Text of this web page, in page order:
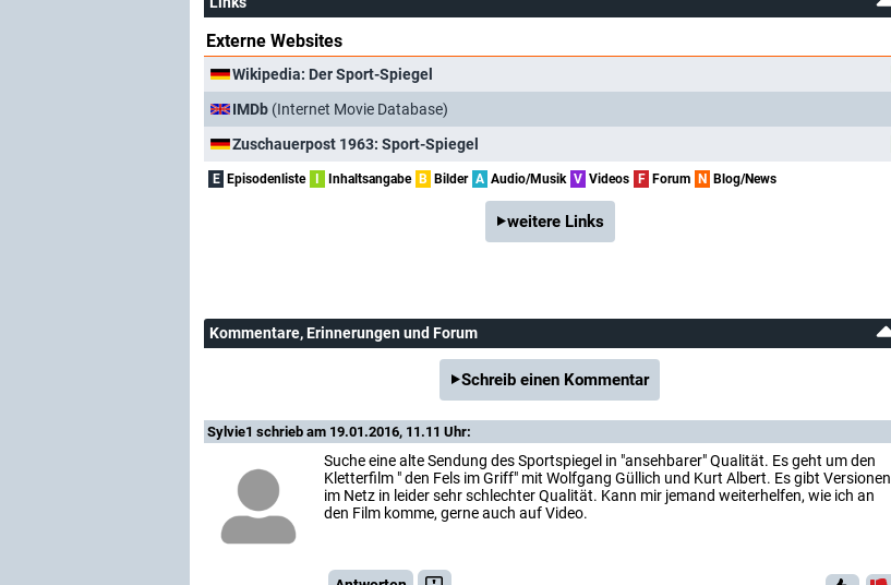
Externe Websites
Wikipedia: Der Sport-Spiegel
IMDb (Internet Movie Database)
Zuschauerpost 1963: Sport-Spiegel
E Episodenliste Inhaltsangabe B Bilder A Audio/Musik V Videos F Forum N Blog/News
weitere Links
Kommentare, Erinnerungen und Forum
Schreib einen Kommentar
Sylvie1 schrieb am 19.01.2016, 11.11 Uhr:
Suche eine alte Sendung des Sportspiegel in "ansehbarer" Qualität. Es geht um den
Kletterfilm " den Fels im Griff" mit Wolfgang Güllich und Kurt Albert. Es gibt Versionen
im Netz in leider sehr schlechter Qualität. Kann mir jemand weiterhelfen, wie ich an
den Film komme, gerne auch auf Video.